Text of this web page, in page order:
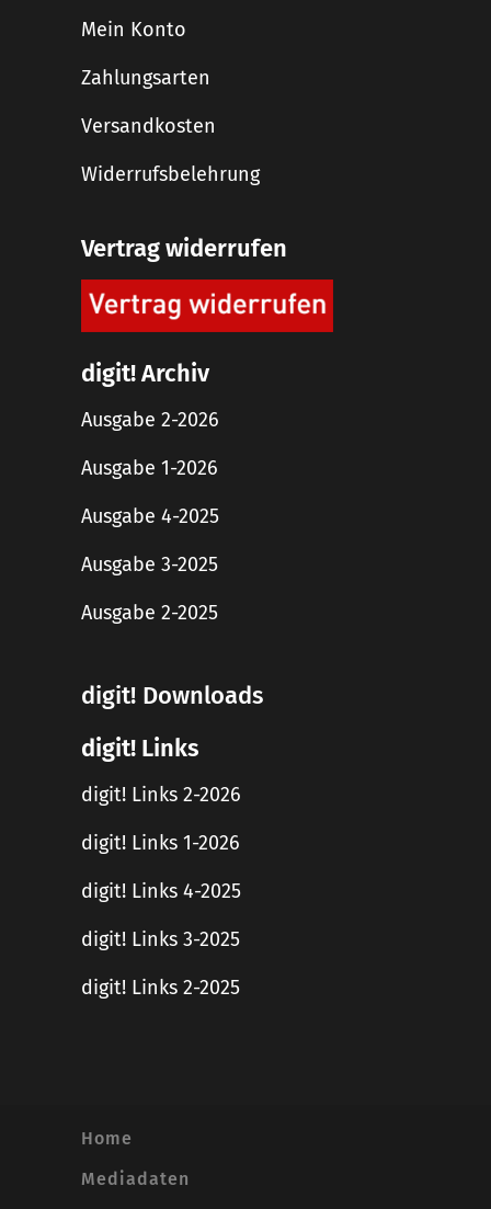
Mein Konto
Zahlungsarten
Versandkosten
Widerrufsbelehrung
Vertrag widerrufen
digit! Archiv
Ausgabe 2-2026
Ausgabe 1-2026
Ausgabe 4-2025
Ausgabe 3-2025
Ausgabe 2-2025
digit! Downloads
digit! Links
digit! Links 2-2026
digit! Links 1-2026
digit! Links 4-2025
digit! Links 3-2025
digit! Links 2-2025
Home
Mediadaten